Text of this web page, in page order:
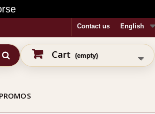
English
Contact us
Cart (empty)
PROMOS